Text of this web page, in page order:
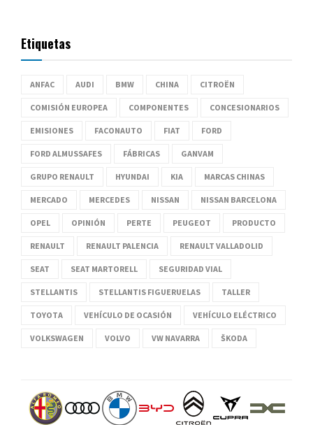
Etiquetas
ANFAC AUDI BMW CHINA CITROËN
COMISIÓN EUROPEA COMPONENTES CONCESIONARIOS
EMISIONES FACONAUTO FIAT FORD
FORD ALMUSSAFES FÁBRICAS GANVAM
GRUPO RENAULT HYUNDAI KIA MARCAS CHINAS
MERCADO MERCEDES NISSAN NISSAN BARCELONA
OPEL OPINIÓN PERTE PEUGEOT PRODUCTO
RENAULT RENAULT PALENCIA RENAULT VALLADOLID
SEAT SEAT MARTORELL SEGURIDAD VIAL
STELLANTIS STELLANTIS FIGUERUELAS TALLER
TOYOTA VEHÍCULO DE OCASIÓN VEHÍCULO ELÉCTRICO
VOLKSWAGEN VOLVO VW NAVARRA ŠKODA